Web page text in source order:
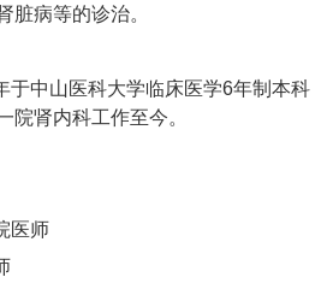
脏病等的诊治。
于中山医科大学临床医学6年制本科
院肾内科工作至今。
医师